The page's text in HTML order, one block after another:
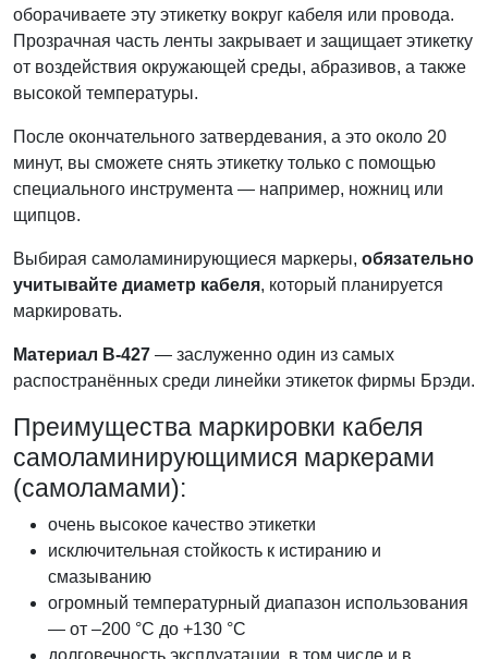
оборачиваете эту этикетку вокруг кабеля или провода.
Прозрачная часть ленты закрывает и защищает этикетку
от воздействия окружающей среды, абразивов, а также
высокой температуры.
После окончательного затвердевания, а это около 20
минут, вы сможете снять этикетку только с помощью
специального инструмента — например, ножниц или
щипцов.
Выбирая самоламинирующиеся маркеры, обязательно
учитывайте диаметр кабеля, который планируется
маркировать.
Материал B-427 — заслуженно один из самых
распостранённых среди линейки этикеток фирмы Брэди.
Преимущества маркировки кабеля
самоламинирующимися маркерами
(самоламами):
очень высокое качество этикетки
исключительная стойкость к истиранию и
смазыванию
огромный температурный диапазон использования
— от –200 °C до +130 °C